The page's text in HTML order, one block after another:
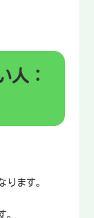
人：
ります。
。